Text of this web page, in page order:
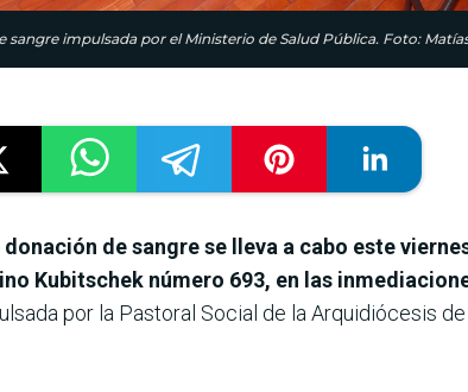
sangre impulsada por el Ministerio de Salud Pública. Foto:
donación de sangre se lleva a cabo este
Kubitschek número 693, en las
por la Pastoral Social de la Arquidiócesis de